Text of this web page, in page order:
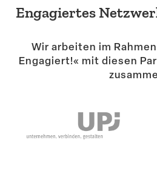
Engagiertes
Wir arbeiten im
Engagiert!« mit diesen